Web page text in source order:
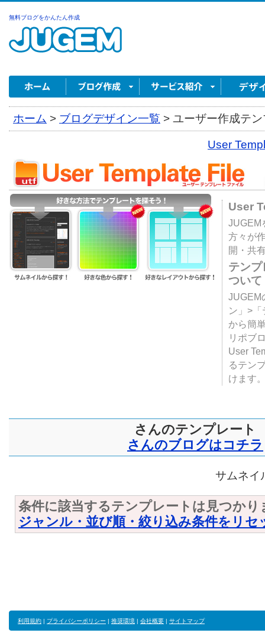
無料ブログをかんたん作成
ホーム > ブログデザイン一覧 > ユーザー作成テ
User
User
JUGEM
方々が
開・共
テン
ついて
JUGEM
ン」>
から簡
リポブ
User
るテン
けます
さんのテンプレート
さんのブログはコチラ
サムネイ
条件に該当するテンプレートは見つかり
ジャンル・並び順・絞り込み条件をリセ
利用規約 | プライバシーポリシー | 推奨環境 | 会社概要 | サイトマップ